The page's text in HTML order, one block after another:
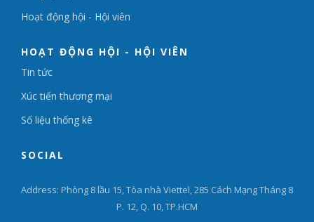
Hoạt động hội - Hội viên
HOẠT ĐỘNG HỘI - HỘI VIÊN
Tin tức
Xúc tiến thương mại
Số liệu thống kê
SOCIAL
Address: Phòng 8 lầu 15, Tòa nhà Viettel, 285 Cách Mạng Tháng 8
P. 12, Q. 10, TP.HCM